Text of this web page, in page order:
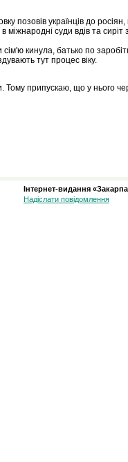
позовів українців до росіян,
суди вдів та сиріт
кинула, батько по
тут процес віку.
припускаю, що у нього
Інтернет-видання
Надіслати повідомлення